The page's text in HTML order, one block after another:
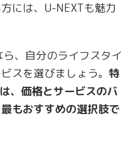
には、U-NEXTも魅力
、自分のライフスタイ
スを選びましょう。 特
、価格とサービスのバ
もおすすめの選択肢で